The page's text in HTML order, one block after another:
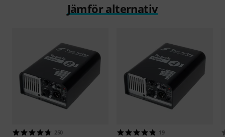
Jämför alternativ
250 19